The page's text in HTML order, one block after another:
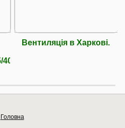
500/630
Вентиляція в Харкові.
Головна